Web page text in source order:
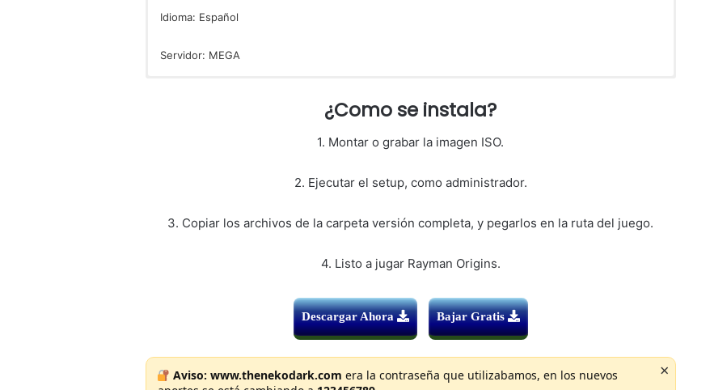
Idioma: Español
Servidor: MEGA
Procesador: Intel Pentium 1.8 Ghz
www.thenekodark.com Copiar
[/membership] [membership level=»1″]
Rayman Origins PC FULL Español MEGA
www.thenekodark.com Copiar
¿Como se instala?
1. Montar o grabar la imagen ISO.
2. Ejecutar el setup, como administrador.
3. Copiar los archivos de la carpeta versión completa, y pegarlos en la ruta del juego.
4. Listo a jugar Rayman Origins.
Descargar Ahora Bajar Gratis
Aviso: www.thenekodark.com era la contraseña que utilizabamos, en los nuevos
×